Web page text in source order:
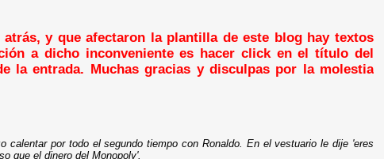
y que afectaron la plantilla de este blog hay textos
a dicho inconveniente es hacer click en el título del
la entrada. Muchas gracias y disculpas por la molestia
calentar por todo el segundo tiempo con Ronaldo. En el vestuario le dije 'eres
que el dinero del Monopoly'.